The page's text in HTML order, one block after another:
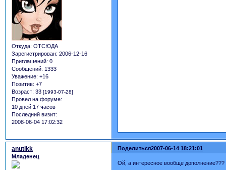
Откуда: ОТСЮДА
Зарегистрирован: 2006-12-16
Приглашений: 0
Сообщений: 1333
Уважение: +16
Позитив: +7
Возраст: 33 [1993-07-28]
Провел на форуме:
10 дней 17 часов
Последний визит:
2008-06-04 17:02:32
Поделиться2007-06-14 18:21:01
anutikk
Младенец
Ой, а интересное вообще